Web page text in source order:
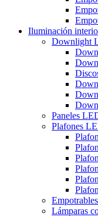
Iluminación
Downlight
Paneles
Plafones
Lámparas